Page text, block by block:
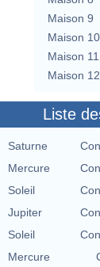
Maison 9
Maison 10
Maison 11
Maison 12
Liste
Saturne
Mercure
Soleil
Jupiter
Soleil
Mercure